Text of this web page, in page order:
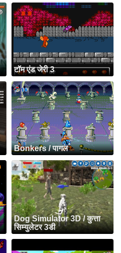
टॉम एंड जेरी 3
Bonkers / पागल
Dog Simulator 3D / कुत्ता
सिम्युलेटर 3डी